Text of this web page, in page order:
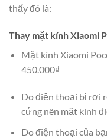
thấy đó là:
Thay mặt kính Xiaomi
Mặt kính Xiaomi
450.000₫
Do điện thoại bị rơi
cứng nên mặt kính
Do điện thoại của